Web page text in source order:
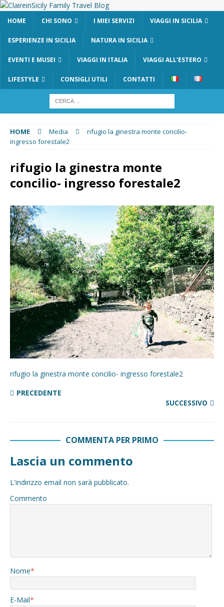
HOME CHI SONO I MIEI SERVIZI VIAGGI IN SICILIA
ESPERIENZE IN SICILIA NATURA IN SICILIA
EVENTI E MUSEI VIAGGI IN ITALIA VIAGGI ALL’ESTERO
LIFESTYLE CONSIGLI UTILI CONTATTI
HOME Media
rifugio la ginestra monte concilio-
ingresso forestale2
rifugio la ginestra monte
concilio- ingresso forestale2
rifugio la ginestra monte concilio- ingresso forestale2
PRECEDENTE
SUCCESSIVO
COMMENTA PER PRIMO
Lascia un commento
L'indirizzo email non sarà pubblicato.
Commento
Nome*
E-Mail*